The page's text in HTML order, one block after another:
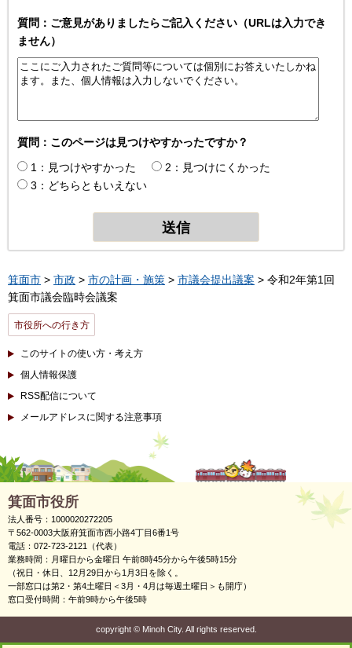
質問：ご意見がありましたらご記入ください（URLは入力でき
ません）
質問：このページは見つけやすかったですか？
1：見つけやすかった
2：見つけにくかった
3：どちらともいえない
箕面市 > 市政 > 市の計画・施策 > 市議会提出議案 > 令和2年第1回
箕面市議会臨時会議案
市役所への行き方
このサイトの使い方・考え方
個人情報保護
RSS配信について
メールアドレスに関する注意事項
箕面市役所
法人番号：1000020272205
〒562-0003大阪府箕面市西小路4丁目6番1号
電話：072-723-2121（代表）
業務時間：月曜日から金曜日 午前8時45分から午後5時15分
（祝日・休日、12月29日から1月3日を除く。
一部窓口は第2・第4土曜日＜3月・4月は毎週土曜日＞も開庁）
窓口受付時間：午前9時から午後5時
copyright ©Minoh City. All rights reserved.